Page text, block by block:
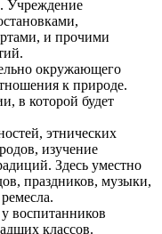
Учреждение
и прочими
окружающего
к природе.
в которой будет
этнических
изучение
Здесь уместно
праздников, музыки,
воспитанников
классов.